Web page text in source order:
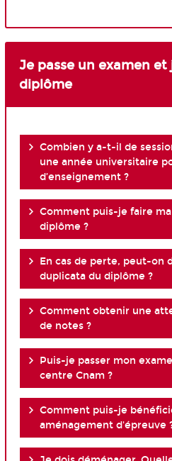
Je passe un examen et
diplôme
Combien y a-t-il de
une année universitaire
d’enseignement ?
Comment puis-je faire
diplôme ?
En cas de perte, peut-on
duplicata du diplôme ?
Comment obtenir une
de notes ?
Puis-je passer mon
centre Cnam ?
Comment puis-je
aménagement d'épreuve